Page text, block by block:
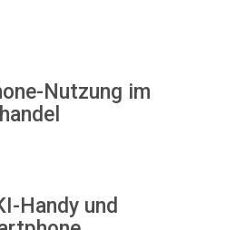
Nutzung im
Handy und